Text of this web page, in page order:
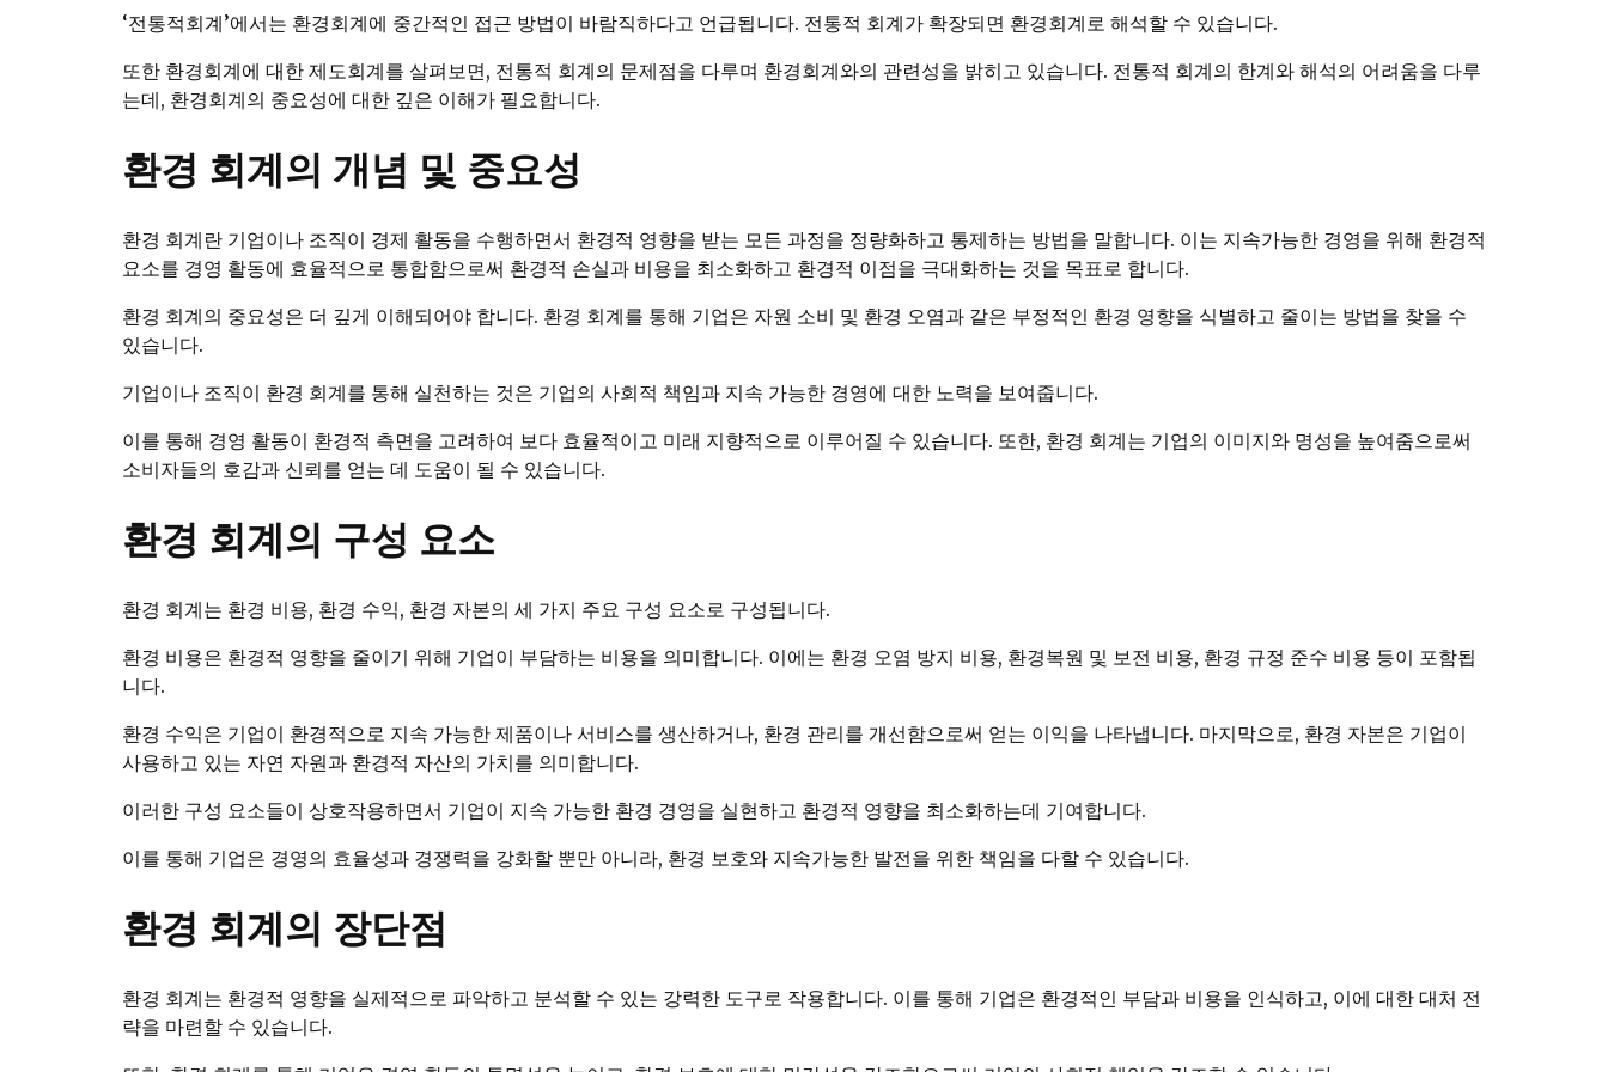
‘전통적회계’에서는 환경회계에 중간적인 접근 방법이 바람직하다고 언급됩니다. 전통적 회계가 확장되면 환경회계로 해석할 수 있습니다.
또한 환경회계에 대한 제도회계를 살펴보면, 전통적 회계의 문제점을 다루며 환경회계와의 관련성을 밝히고 있습니다. 전통적 회계의 한계와 해석의 어려움을 다루
는데, 환경회계의 중요성에 대한 깊은 이해가 필요합니다.
환경 회계의 개념 및 중요성
환경 회계란 기업이나 조직이 경제 활동을 수행하면서 환경적 영향을 받는 모든 과정을 정량화하고 통제하는 방법을 말합니다. 이는 지속가능한 경영을 위해 환경적
요소를 경영 활동에 효율적으로 통합함으로써 환경적 손실과 비용을 최소화하고 환경적 이점을 극대화하는 것을 목표로 합니다.
환경 회계의 중요성은 더 깊게 이해되어야 합니다. 환경 회계를 통해 기업은 자원 소비 및 환경 오염과 같은 부정적인 환경 영향을 식별하고 줄이는 방법을 찾을 수
있습니다.
기업이나 조직이 환경 회계를 통해 실천하는 것은 기업의 사회적 책임과 지속 가능한 경영에 대한 노력을 보여줍니다.
이를 통해 경영 활동이 환경적 측면을 고려하여 보다 효율적이고 미래 지향적으로 이루어질 수 있습니다. 또한, 환경 회계는 기업의 이미지와 명성을 높여줌으로써
소비자들의 호감과 신뢰를 얻는 데 도움이 될 수 있습니다.
환경 회계의 구성 요소
환경 회계는 환경 비용, 환경 수익, 환경 자본의 세 가지 주요 구성 요소로 구성됩니다.
환경 비용은 환경적 영향을 줄이기 위해 기업이 부담하는 비용을 의미합니다. 이에는 환경 오염 방지 비용, 환경복원 및 보전 비용, 환경 규정 준수 비용 등이 포함됩
니다.
환경 수익은 기업이 환경적으로 지속 가능한 제품이나 서비스를 생산하거나, 환경 관리를 개선함으로써 얻는 이익을 나타냅니다. 마지막으로, 환경 자본은 기업이
사용하고 있는 자연 자원과 환경적 자산의 가치를 의미합니다.
이러한 구성 요소들이 상호작용하면서 기업이 지속 가능한 환경 경영을 실현하고 환경적 영향을 최소화하는데 기여합니다.
이를 통해 기업은 경영의 효율성과 경쟁력을 강화할 뿐만 아니라, 환경 보호와 지속가능한 발전을 위한 책임을 다할 수 있습니다.
환경 회계의 장단점
환경 회계는 환경적 영향을 실제적으로 파악하고 분석할 수 있는 강력한 도구로 작용합니다. 이를 통해 기업은 환경적인 부담과 비용을 인식하고, 이에 대한 대처 전
략을 마련할 수 있습니다.